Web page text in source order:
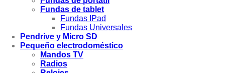
Fundas de tablet
Fundas IPad
Fundas Universales
Pendrive y Micro SD
Pequeño electrodoméstico
Mandos TV
Radios